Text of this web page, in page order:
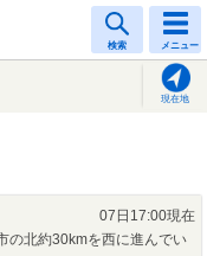
検索 メニュー
現在地
07日17:00現在
の北約30kmを西に進んでい